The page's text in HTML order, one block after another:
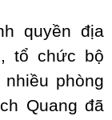
quyền địa
tổ chức bộ
phòng
Quang đã